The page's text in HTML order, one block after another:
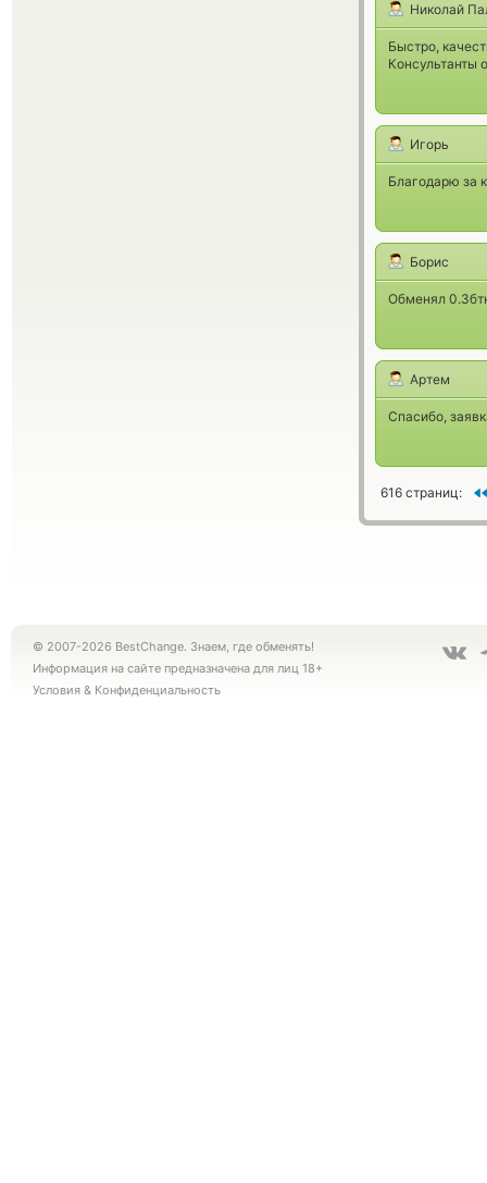
Николай
Быстро,
Консультанты
Игорь
Благодарю за
Борис
Обменял
Артем
Спасибо,
616 страниц:
© 2007-2026 BestChange. Знаем, где обменять!
Информация на сайте предназначена для лиц 18+
Условия & Конфиденциальность